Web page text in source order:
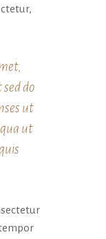
do
ut
ut
la tua
rifiuti
web.
i